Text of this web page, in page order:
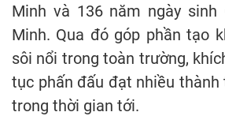
Minh và 136 năm ngày sinh
Minh. Qua đó góp phần tạo
sôi nổi trong toàn trường,
tục phấn đấu đạt nhiều thành
trong thời gian tới.